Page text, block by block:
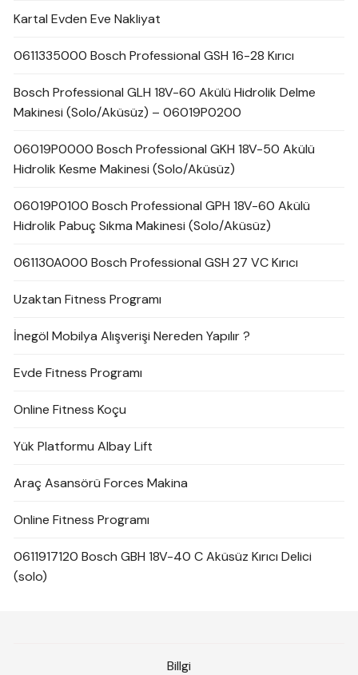
Kartal Evden Eve Nakliyat
0611335000 Bosch Professional GSH 16-28 Kırıcı
Bosch Professional GLH 18V-60 Akülü Hidrolik Delme
Makinesi (Solo/Aküsüz) – 06019P0200
06019P0000 Bosch Professional GKH 18V-50 Akülü
Hidrolik Kesme Makinesi (Solo/Aküsüz)
06019P0100 Bosch Professional GPH 18V-60 Akülü
Hidrolik Pabuç Sıkma Makinesi (Solo/Aküsüz)
061130A000 Bosch Professional GSH 27 VC Kırıcı
Uzaktan Fitness Programı
İnegöl Mobilya Alışverişi Nereden Yapılır ?
Evde Fitness Programı
Online Fitness Koçu
Yük Platformu Albay Lift
Araç Asansörü Forces Makina
Online Fitness Programı
0611917120 Bosch GBH 18V-40 C Aküsüz Kırıcı Delici
(solo)
Billgi